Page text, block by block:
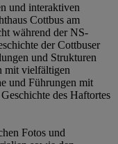
und interaktiven
Cottbus am
während der NS-
der Cottbuser
und Strukturen
mit vielfältigen
und Führungen mit
des Haftortes
Fotos und